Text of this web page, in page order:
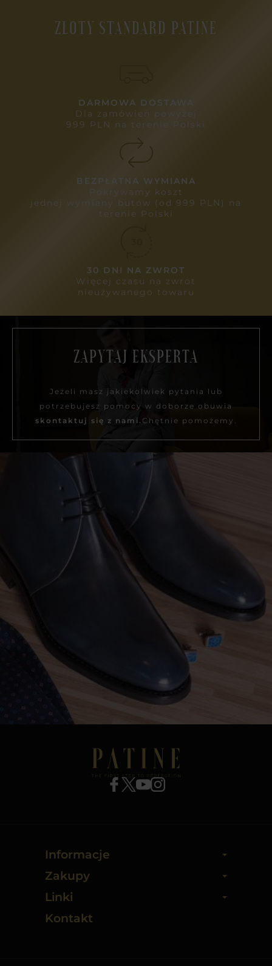
ZŁOTY STANDARD PATINE
DARMOWA DOSTAWA
Dla zamówień powyżej
999 PLN na terenie Polski
BEZPŁATNA WYMIANA
Pokrywamy koszt
jednej wymiany butów (od 999 PLN) na
terenie Polski
30 DNI NA ZWROT
Więcej czasu na zwrot
nieużywanego towaru
ZAPYTAJ EKSPERTA
Jeżeli masz jakiekolwiek pytania lub
potrzebujesz pomocy w doborze obuwia
skontaktuj się z nami. Chętnie pomożemy.
Informacje
Zakupy
Linki
Kontakt